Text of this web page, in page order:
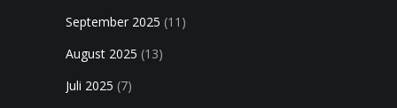
September 2025 (11)
August 2025 (13)
Juli 2025 (7)